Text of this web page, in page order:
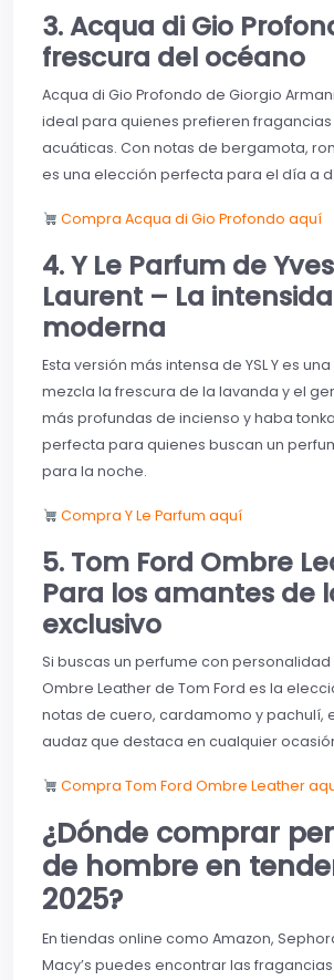
3. Acqua di Gio
frescura del océano
Acqua di Gio Profondo de Giorgio
ideal para quienes prefieren fragancias
acuáticas. Con notas de bergamota,
es una elección perfecta para el día a
Compra Acqua di Gio Profondo aquí
4. Y Le Parfum de
Laurent – La
moderna
Esta versión más intensa de YSL Y es
mezcla la frescura de la lavanda y el
más profundas de incienso y haba
perfecta para quienes buscan un
para la noche.
Compra Y Le Parfum aquí
5. Tom Ford Ombre
Para los amantes de
exclusivo
Si buscas un perfume con
Ombre Leather de Tom Ford es la
notas de cuero, cardamomo y pachulí,
audaz que destaca en cualquier
Compra Tom Ford Ombre Leather
¿Dónde comprar
de hombre en
2025?
En tiendas online como Amazon,
Macy’s puedes encontrar las